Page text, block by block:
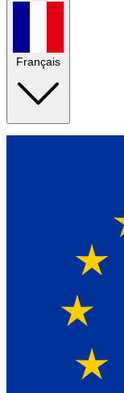
Français